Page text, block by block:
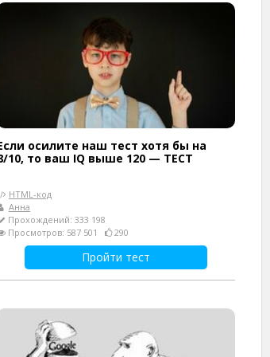
осилите наш тест хотя бы на
10, то ваш IQ выше 120 — ТЕСТ
HTML-код
Анна
Прохождений: 333 198
Просмотров: 587 501
290
Пройти тест